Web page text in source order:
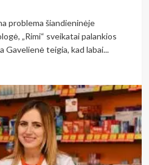
problema šiandieninėje
„Rimi“ sveikatai palankios
teigia, kad labai...